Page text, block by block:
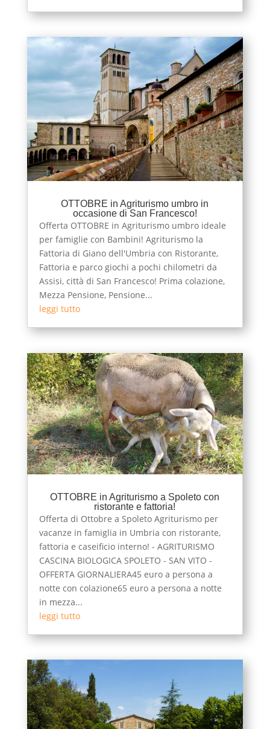
OTTOBRE in Agriturismo umbro in
occasione di San Francesco!
Offerta OTTOBRE in Agriturismo umbro ideale
per famiglie con Bambini! Agriturismo la
Fattoria di Giano dell'Umbria con Ristorante,
Fattoria e parco giochi a pochi chilometri da
Assisi, città di San Francesco! Prima colazione,
Mezza Pensione, Pensione...
leggi tutto
OTTOBRE in Agriturismo a Spoleto con
ristorante e fattoria!
Offerta di Ottobre a Spoleto Agriturismo per
vacanze in famiglia in Umbria con ristorante,
fattoria e caseificio interno! - AGRITURISMO
CASCINA BIOLOGICA SPOLETO - SAN VITO -
OFFERTA GIORNALIERA45 euro a persona a
notte con colazione65 euro a persona a notte
in mezza...
leggi tutto